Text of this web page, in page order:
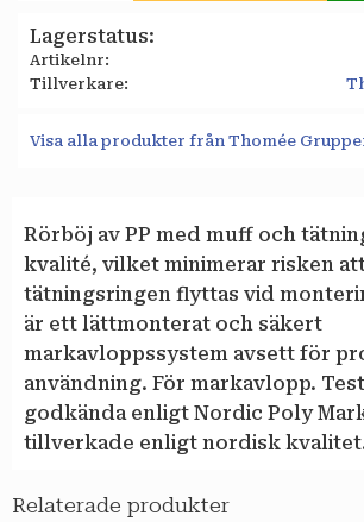
Lagerstatus
Artikelnr
Tillverkare
Visa alla produkter från Thomée
Rörböj av PP med muff och
kvalité, vilket minimerar risken
tätningsringen flyttas vid
är ett lättmonterat och säkert
markavloppssystem avsett för
användning. För markavlopp.
godkända enligt Nordic Poly
tillverkade enligt nordisk
Relaterade produkter